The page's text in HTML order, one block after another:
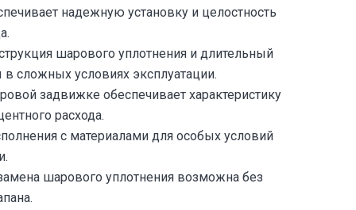
надежную установку и целостность
шарового уплотнения и длительный
сложных условиях эксплуатации.
задвижке обеспечивает характеристику
расхода.
с материалами для особых условий
шарового уплотнения возможна без